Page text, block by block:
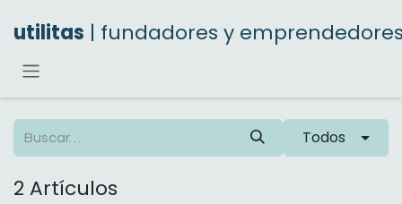
utilitas | fundadores y
Todos
2 Artículos